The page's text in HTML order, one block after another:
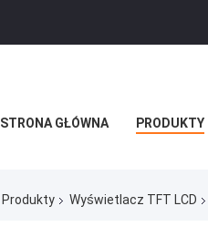
STRONA GŁÓWNA PRODUKTY
Produkty Wyświetlacz TFT LCD